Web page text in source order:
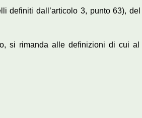
definiti dall’articolo 3, punto 63),
si rimanda alle definizioni di cui al